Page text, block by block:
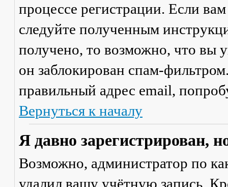
процессе регистрации. Если
следуйте полученным
получено, то возможно, что вы
он заблокирован спам-
правильный адрес email,
Вернуться к началу
Я давно зарегистрирован,
Возможно, администратор по
удалил вашу учётную запись.